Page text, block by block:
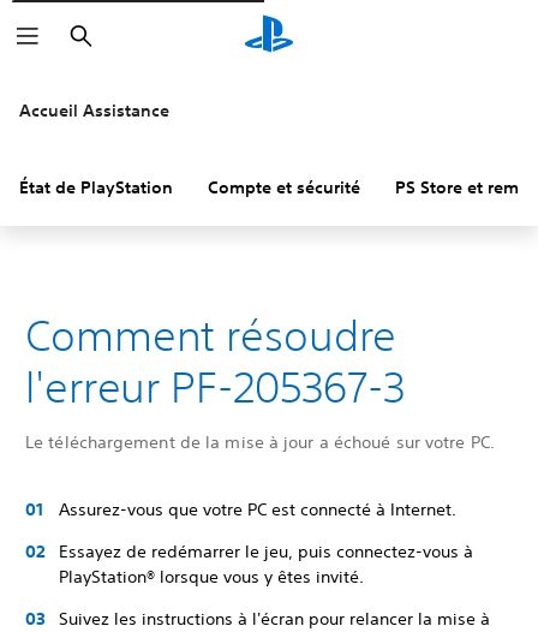
Rechercher
Accueil Assistance
État de PlayStation Compte et sécurité PS Store et
Comment résoudre
l'erreur PF-205367-3
Le téléchargement de la mise à jour a échoué sur votre PC.
Assurez-vous que votre PC est connecté à Internet.
Essayez de redémarrer le jeu, puis connectez-vous à
PlayStation® lorsque vous y êtes invité.
Suivez les instructions à l'écran pour relancer la mise à